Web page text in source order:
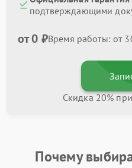
подтверждающими
от 0 ₽Время работы: от
Скидка 20%
Почему